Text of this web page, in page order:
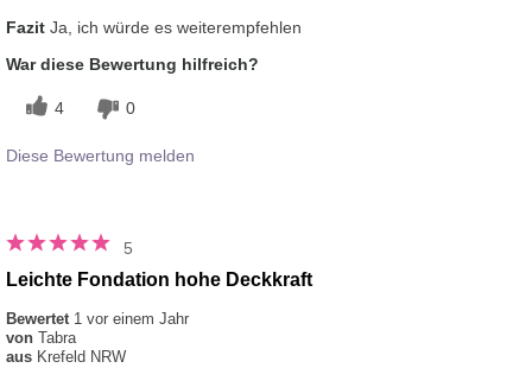
Fazit Ja, ich würde es weiterempfehlen
War diese Bewertung hilfreich?
4 0
Diese Bewertung melden
5
Leichte Fondation hohe Deckkraft
Bewertet 1 vor einem Jahr
von Tabra
aus Krefeld NRW